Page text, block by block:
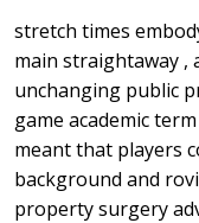
stretch times
main straightaway
unchanging public
game academic
meant that players
background and
property surgery